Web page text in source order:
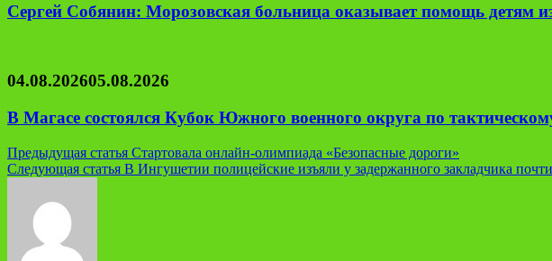
Сергей Собянин: Морозовская больница оказывает помощь детям
04.08.202605.08.2026
В Магасе состоялся Кубок Южного военного округа по
Навигация
по
записям
Предыдущая статья Стартовала онлайн-олимпиада «Безопасные дороги»
Следующая статья В Ингушетии полицейские изъяли у задержанного закладчика